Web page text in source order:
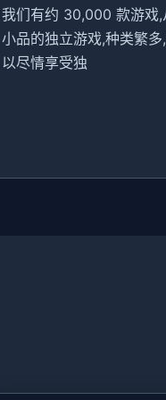
我们有约 30,000 款游戏
小品的独立游戏,种类繁
以尽情享受独